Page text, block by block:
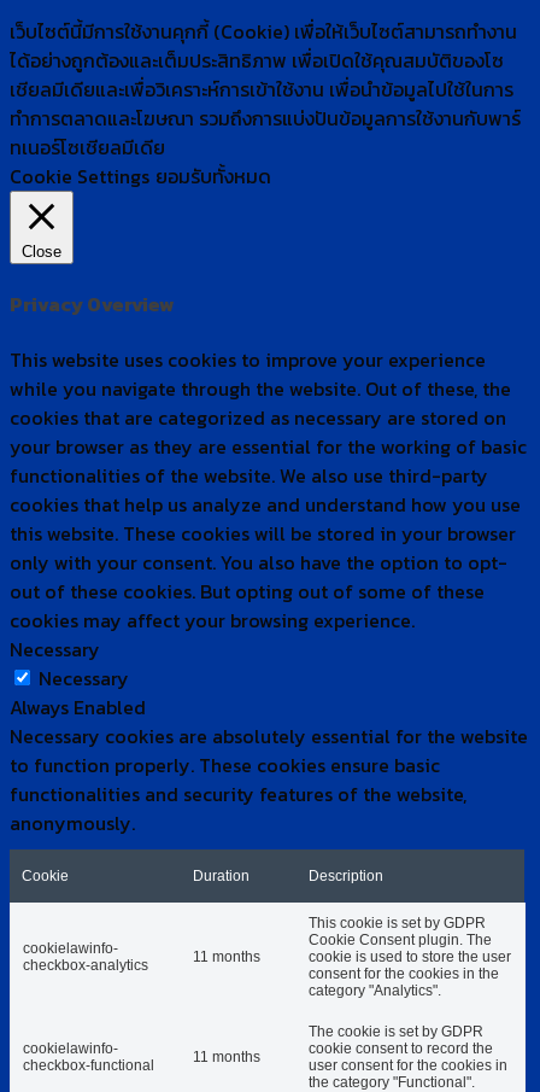
เว็บไซต์นี้มีการใช้งานคุกกี้ (Cookie) เพื่อให้เว็บไซต์สามารถทำงาน
ได้อย่างถูกต้องและเต็มประสิทธิภาพ​ เพื่อเปิดใช้คุณสมบัติของโซ
เชียล​มีเดียและเพื่อวิเคราะห์การเข้าใช้งาน เพื่อนำข้อมูลไปใช้ในการ
ทำการตลาดและโฆษณา​ รวมถึงการแบ่งปันข้อมูลการใช้งานกับพาร์
ทเนอร์​โซเชียล​มีเดีย
Cookie Settings ยอมรับทั้งหมด
Close
Privacy Overview
This website uses cookies to improve your experience
while you navigate through the website. Out of these, the
cookies that are categorized as necessary are stored on
your browser as they are essential for the working of basic
functionalities of the website. We also use third-party
cookies that help us analyze and understand how you use
this website. These cookies will be stored in your browser
only with your consent. You also have the option to opt-
out of these cookies. But opting out of some of these
cookies may affect your browsing experience.
Necessary
Necessary
Always Enabled
Necessary cookies are absolutely essential for the website
to function properly. These cookies ensure basic
functionalities and security features of the website,
anonymously.
Cookie Duration Description
cookielawinfo-
checkbox-analytics
11 months
This cookie is set by GDPR
Cookie Consent plugin. The
cookie is used to store the user
consent for the cookies in the
category "Analytics".
cookielawinfo-
checkbox-functional
11 months
The cookie is set by GDPR
cookie consent to record the
user consent for the cookies in
the category "Functional".